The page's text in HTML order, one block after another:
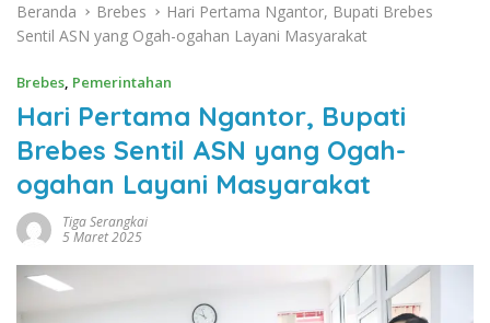
Beranda Brebes
Hari Pertama Ngantor, Bupati Brebes
Sentil ASN yang Ogah-ogahan Layani Masyarakat
Brebes, Pemerintahan
Hari Pertama Ngantor, Bupati
Brebes Sentil ASN yang Ogah-
ogahan Layani Masyarakat
Tiga Serangkai
5 Maret 2025